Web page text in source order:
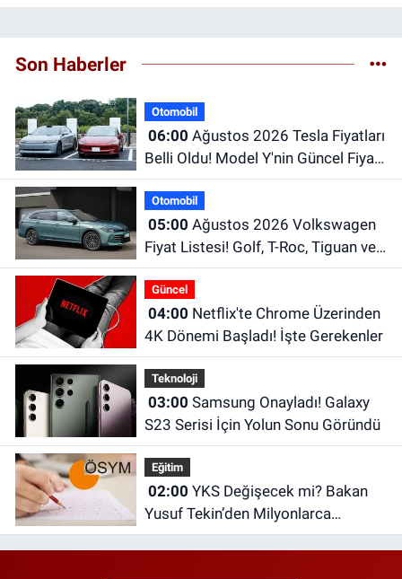
Son Haberler
Otomobil
06:00
Belli Oldu! Model Y'nin Güncel Fiyatı
Dikkat Çekiyor
Otomobil
05:00
Fiyat Listesi! Golf, T-Roc, Tiguan ve
Passat Fiyatları
Güncel
04:00
4K Dönemi Başladı! İşte Gerekenler
Teknoloji
03:00
S23 Serisi İçin Yolun Sonu Göründü
Eğitim
02:00
Yusuf Tekin’den Milyonlarca
Öğrenciyi İlgilendiren Açıklama